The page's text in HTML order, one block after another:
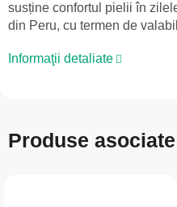
susține confortul pielii în
din Peru, cu termen de
Informaţii detaliate
Produse asociate